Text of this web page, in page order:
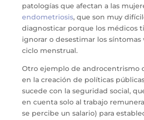
patologías que afectan a las
endometriosis, que son muy
diagnosticar porque los médicos
ignorar o desestimar los síntomas
ciclo menstrual.
Otro ejemplo de androcentrismo
en la creación de políticas
sucede con la seguridad social,
en cuenta solo al trabajo
se percibe un salario) para